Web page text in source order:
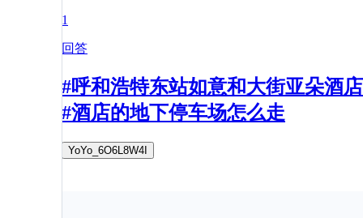
1
回答
#呼和浩特东站如意和大街亚朵酒店
#酒店的地下停车场怎么走
YoYo_6O6L8W4I